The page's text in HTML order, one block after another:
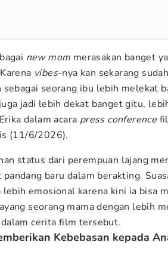
new mom merasakan banget
vibes-nya kan sekarang
sebagai seorang ibu lebih melekat
jadi lebih dekat banget gitu,
dalam acara press conference
(11/6/2026).
status dari perempuan lajang
baru dalam berakting.
emosional karena kini ia bisa
seorang mama dengan lebih
cerita film tersebut.
Kebebasan kepada